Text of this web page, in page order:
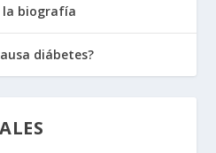
la biografía
diábetes?